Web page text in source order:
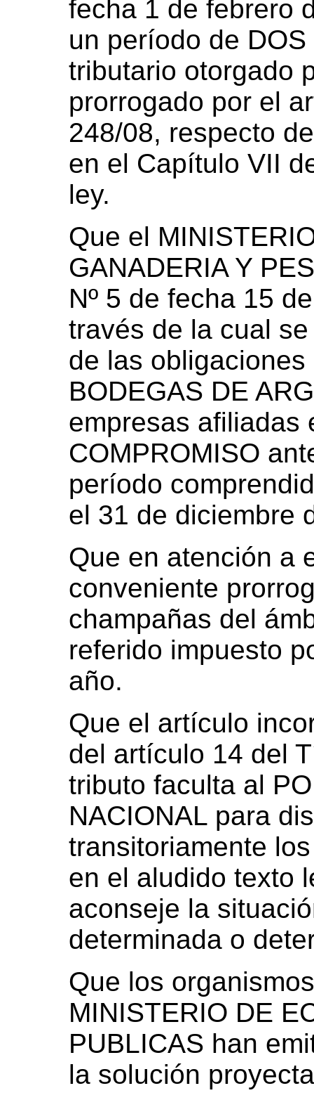
fecha 1 de febrero
un período de
tributario otorgado
prorrogado por el
248/08, respecto
en el Capítulo VII
ley.
Que el
GANADERIA Y
Nº 5 de fecha 15
través de la cual
de las
BODEGAS DE
empresas afiliadas
COMPROMISO
período
el 31 de diciembre
Que en atención a
conveniente
champañas del
referido impuesto
año.
Que el artículo
del artículo 14 del
tributo faculta al
NACIONAL para
transitoriamente
en el aludido texto
aconseje la
determinada o
Que los
MINISTERIO DE
PUBLICAS han
la solución